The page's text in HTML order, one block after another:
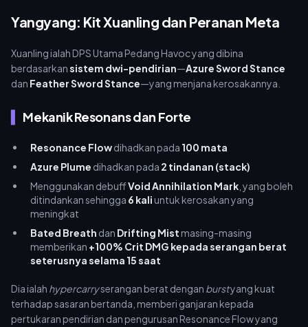
Yangyang: Kit Xuanling dan Peranan Meta
Xuanling ialah DPS Utama Pedang Havoc yang dibina
berdasarkansistem dwi-pendirian—Azure Sword Stance
dan Feather Sword Stance—yang menjana kerosakannya.
Mekanik Resonans dan Forte
Resonance Flowdihadkan pada 100 mata
Azure Plume dihadkan pada 2 tindanan (stack)
Menggunakan debuffVoid Annihilation Mark , yang boleh
ditindankan sehingga 6 kaliuntuk kerosakan yang
meningkat
Bated Breath dan Drifting Mistmasing-masing
memberikan +100% Crit DMG kepada serangan berat
seterusnya selama 15 saat
Dia ialah hypercarryserangan berat dengan burstyang kuat
terhadap sasaran bertanda, memberi ganjaran kepada
pertukaran pendirian dan pengurusan Resonance Flow yang